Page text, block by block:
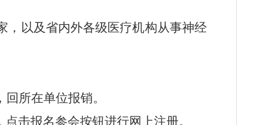
，以及省内外各级医疗机构从事神经
所在单位报销。
击报名参会按钮进行网上注册。